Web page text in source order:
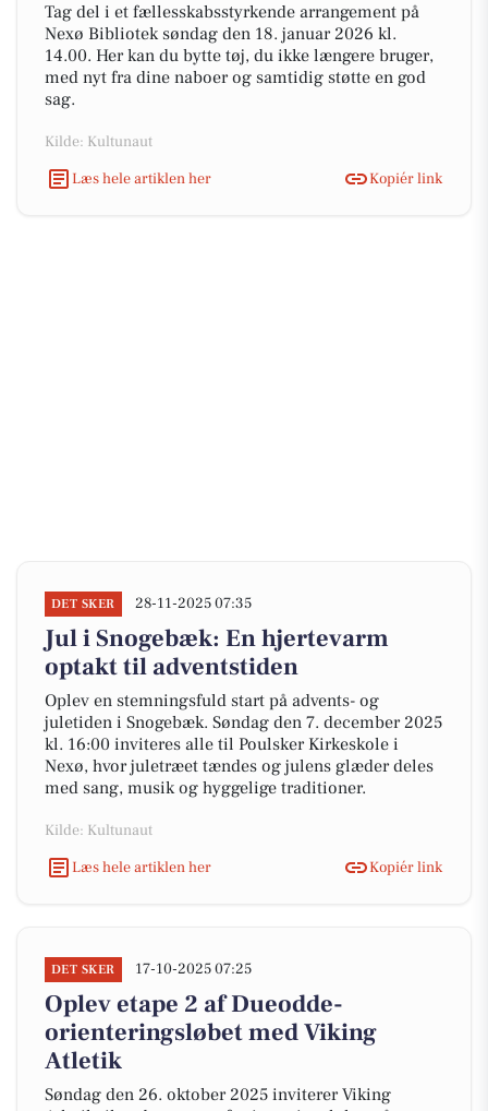
Tag del i et fællesskabsstyrkende arrangement på
Nexø Bibliotek søndag den 18. januar 2026 kl.
14.00. Her kan du bytte tøj, du ikke længere bruger,
med nyt fra dine naboer og samtidig støtte en god
sag.
Kilde: Kultunaut
Læs hele artiklen her
Kopiér link
DET SKER 28-11-2025 07:35
Jul i Snogebæk: En hjertevarm
optakt til adventstiden
Oplev en stemningsfuld start på advents- og
juletiden i Snogebæk. Søndag den 7. december 2025
kl. 16:00 inviteres alle til Poulsker Kirkeskole i
Nexø, hvor juletræet tændes og julens glæder deles
med sang, musik og hyggelige traditioner.
Kilde: Kultunaut
Læs hele artiklen her
Kopiér link
DET SKER 17-10-2025 07:25
Oplev etape 2 af Dueodde-
orienteringsløbet med Viking
Atletik
Søndag den 26. oktober 2025 inviterer Viking